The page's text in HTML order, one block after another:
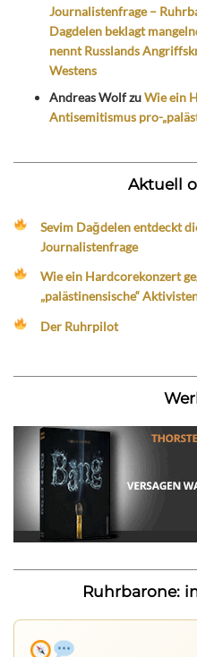
Journalistenfrage –
Dagdelen beklagt
nennt Russlands
Westens
Andreas WolfzuWie ein
Antisemitismus pro-
Aktuell
Sevim Dağdelen entdeckt
Journalistenfrage
Wie ein Hardcorekonzert
„palästinensische“
Der Ruhrpilot
Ruhrbarone: